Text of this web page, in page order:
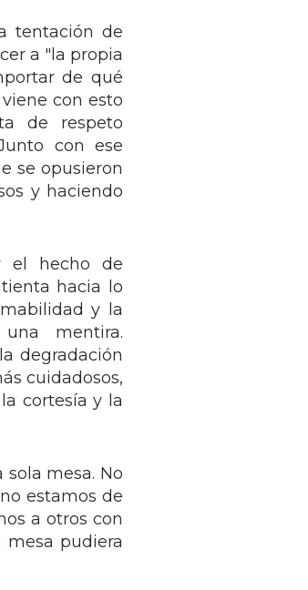
tentación de
a "la propia
de qué
con esto
de respeto
con ese
se opusieron
y haciendo
el hecho de
hacia lo
y la
mentira.
degradación
cuidadosos,
cortesía y la
mesa. No
estamos de
a otros con
mesa pudiera